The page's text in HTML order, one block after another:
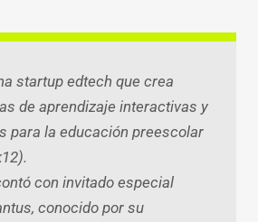
startup edtech que crea
de aprendizaje interactivas y
para la educación preescolar
con invitado especial
conocido por su